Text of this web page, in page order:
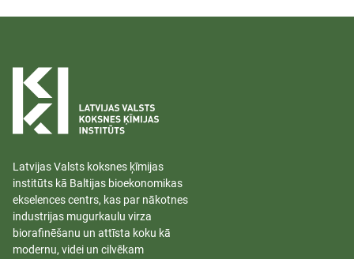
Latvijas Valsts koksnes ķīmijas
institūts kā Baltijas bioekonomikas
ekselences centrs, kas par nākotnes
industrijas mugurkaulu virza
biorafinēšanu un attīsta koku kā
modernu, videi un cilvēkam